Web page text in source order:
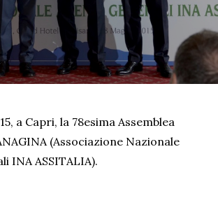
a Capri, la 78esima Assemblea
(Associazione Nazionale
INA ASSITALIA).